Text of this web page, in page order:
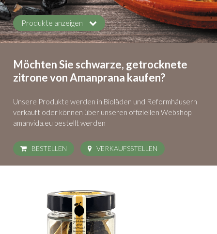
Produkte anzeigen
Möchten Sie schwarze, getrocknete
zitrone von Amanprana kaufen?
Unsere Produkte werden in Bioläden und Reformhäusern
verkauft oder können über unseren offiziellen Webshop
amanvida.eu bestellt werden
BESTELLEN VERKAUFSSTELLEN